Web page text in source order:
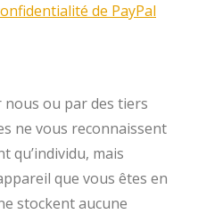
de PayPal
ou par des tiers
ne vous reconnaissent
qu’individu, mais
que vous êtes en
stockent aucune